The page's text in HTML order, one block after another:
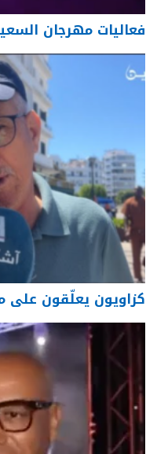
فعاليات مهرجان
كزاويون يعلّقون على